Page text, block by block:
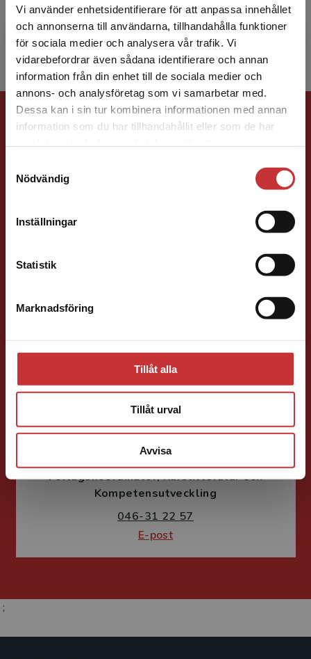
Vi använder enhetsidentifierare för att anpassa innehållet
och annonserna till användarna, tillhandahålla funktioner
för sociala medier och analysera vår trafik. Vi
vidarebefordrar även sådana identifierare och annan
information från din enhet till de sociala medier och
annons- och analysföretag som vi samarbetar med.
Dessa kan i sin tur kombinera informationen med annan
information som du har tillhandahållit eller som de har
Nödvändig
Inställningar
Statistik
Marknadsföring
Tillåt alla
Tillåt urval
Avvisa
Begränsad fraktregion
Det verkar som att du besöker
studentlitteratur.se via en enhet utanför Sverige.
Vi erbjuder inte leveranser utanför Sverige. För
att kunna slutföra ett köp måste
och skola som behöver hjälp att utveckla det
sociala samsp...
Förlagskontakt
Fritjof Janson
Förlagskoordinator Kurslitteratur och
Kompetensutveckling
046-31 22 57
E-post
;